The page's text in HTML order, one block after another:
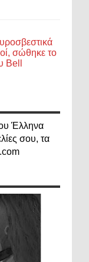
σώθηκε το
Bell
Έλληνα
σου, τα